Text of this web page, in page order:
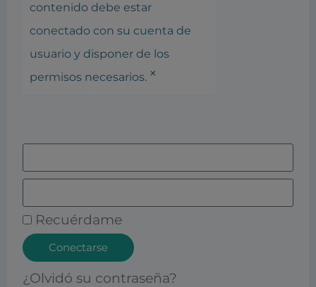
contenido debe estar
conectado con su cuenta de
usuario y disponer de los
permisos necesarios. ×
Recuérdame
Conectarse
¿Olvidó su contraseña?